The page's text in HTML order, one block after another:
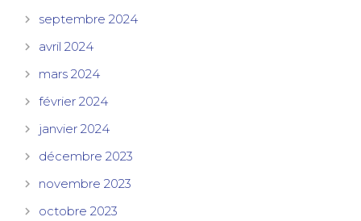
septembre 2024
avril 2024
mars 2024
février 2024
janvier 2024
décembre 2023
novembre 2023
octobre 2023